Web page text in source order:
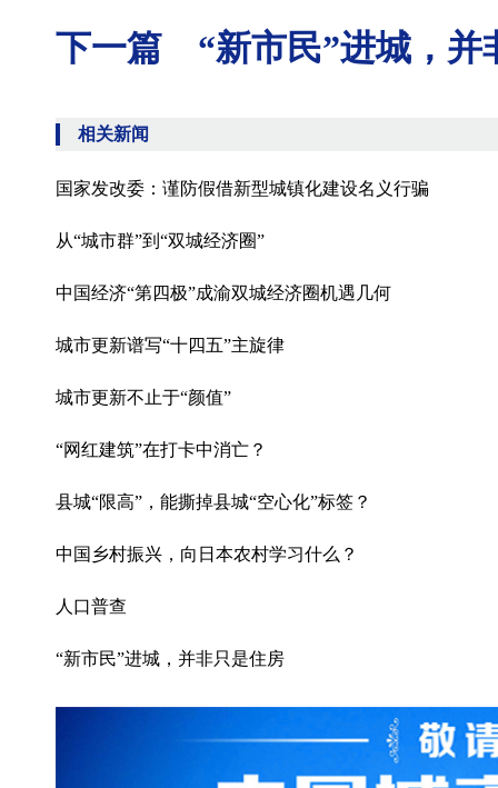
下一篇 “新市民”进城，并
相关新闻
国家发改委：谨防假借新型城镇化建设名义行骗
从“城市群”到“双城经济圈”
中国经济“第四极”成渝双城经济圈机遇几何
城市更新谱写“十四五”主旋律
城市更新不止于“颜值”
“网红建筑”在打卡中消亡？
县城“限高”，能撕掉县城“空心化”标签？
中国乡村振兴，向日本农村学习什么？
人口普查
“新市民”进城，并非只是住房